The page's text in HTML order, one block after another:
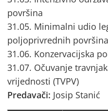
površina
31.05. Minimalni udio
poljoprivrednih površina
31.06. Konzervacijska
31.07. Očuvanje
vrijednosti (TVPV)
Predavači: Josip Stanić